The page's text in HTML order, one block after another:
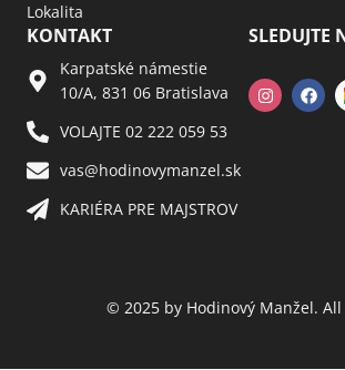
Lokalita
KONTAKT
Karpatské námestie
10/A, 831 06 Bratislava
VOLAJTE 02 222 059 53​
vas@hodinovymanzel.sk​
KARIÉRA PRE MAJSTROV​
SLEDUJTE
© 2025 by Hodinový Manžel. All